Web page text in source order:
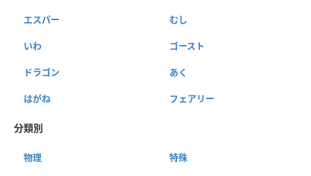
エスパー むし
いわ ゴースト
ドラゴン あく
はがね フェアリー
分類別
物理 特殊